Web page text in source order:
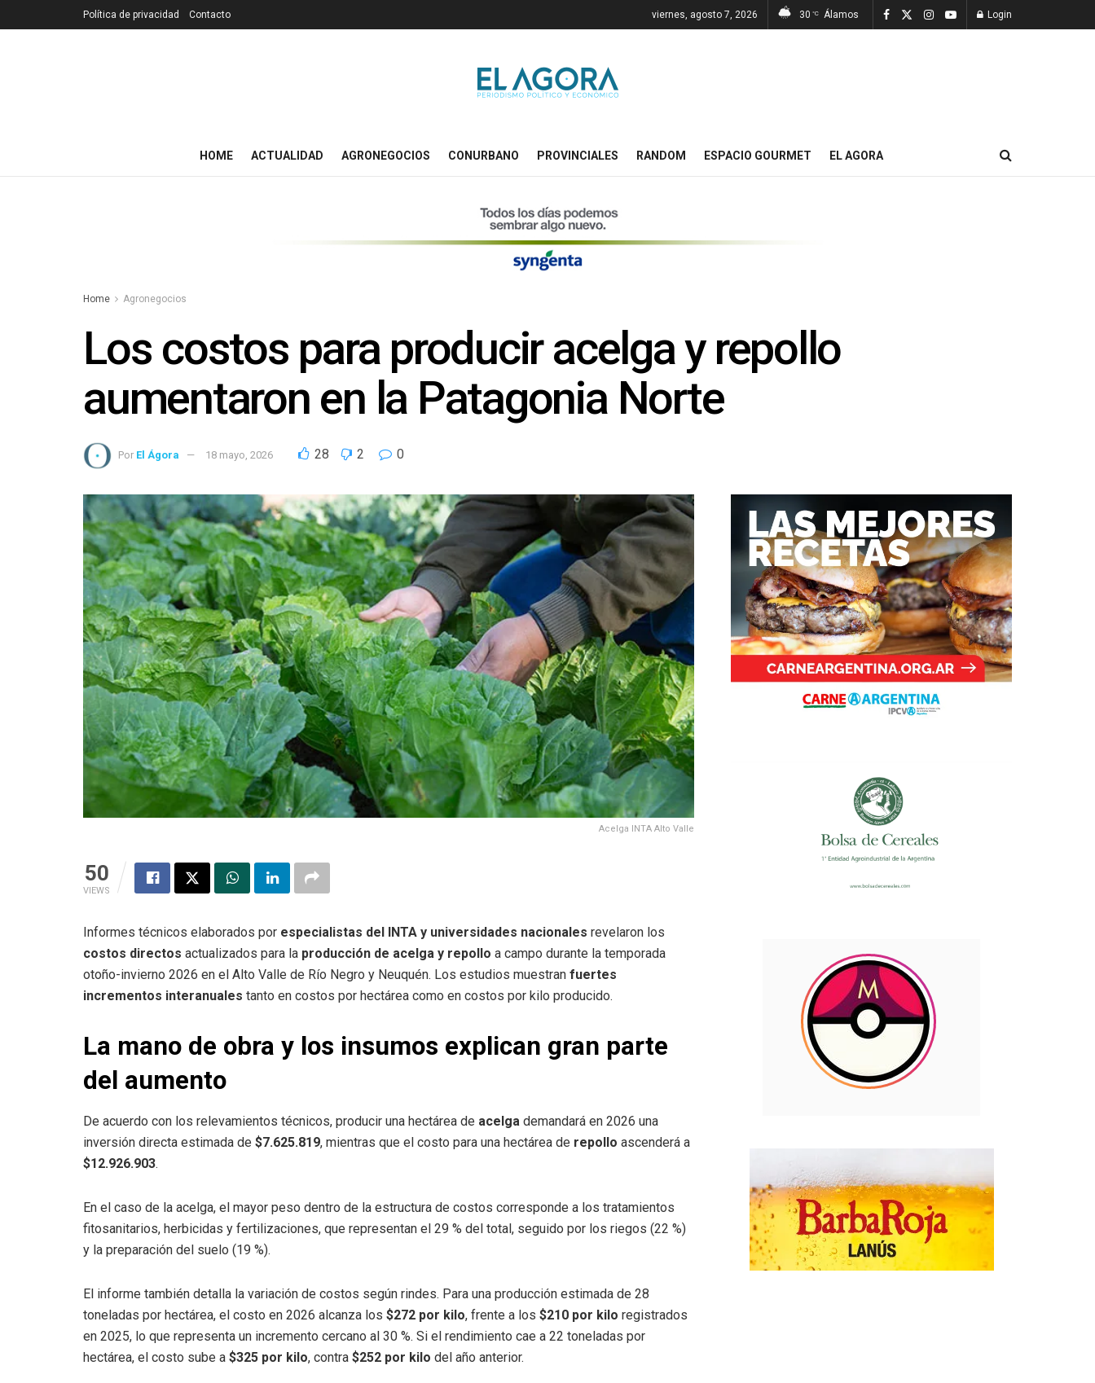
Política de privacidad Contacto viernes, agosto 7, 2026 30 °C Álamos Login
HOME ACTUALIDAD AGRONEGOCIOS CONURBANO PROVINCIALES RANDOM ESPACIO GOURMET EL AGORA
Home Agronegocios
Los costos para producir acelga y repollo
aumentaron en la Patagonia Norte
Por El Ágora 18 mayo, 2026 28 2 0
Acelga INTA Alto Valle
50
VIEWS
Informes técnicos elaborados por especialistas del INTA y universidades nacionales revelaron los
costos directos actualizados para la producción de acelga y repollo a campo durante la temporada
otoño-invierno 2026 en el Alto Valle de Río Negro y Neuquén. Los estudios muestran fuertes
incrementos interanuales tanto en costos por hectárea como en costos por kilo producido.
La mano de obra y los insumos explican gran parte
del aumento
De acuerdo con los relevamientos técnicos, producir una hectárea de acelga demandará en 2026 una
inversión directa estimada de $7.625.819, mientras que el costo para una hectárea de repollo ascenderá a
$12.926.903.
En el caso de la acelga, el mayor peso dentro de la estructura de costos corresponde a los tratamientos
fitosanitarios, herbicidas y fertilizaciones, que representan el 29 % del total, seguido por los riegos (22 %)
y la preparación del suelo (19 %).
El informe también detalla la variación de costos según rindes. Para una producción estimada de 28
toneladas por hectárea, el costo en 2026 alcanza los $272 por kilo, frente a los $210 por kilo registrados
en 2025, lo que representa un incremento cercano al 30 %. Si el rendimiento cae a 22 toneladas por
hectárea, el costo sube a $325 por kilo, contra $252 por kilo del año anterior.